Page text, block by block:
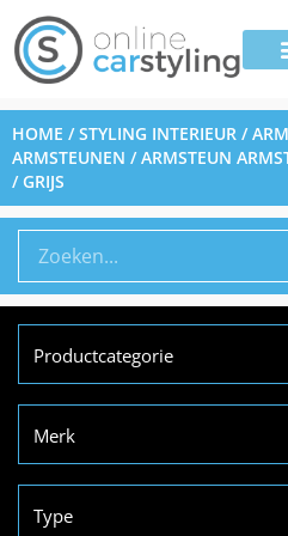
HOME /STYLING INTERIEUR /
ARMSTEUNEN / ARMSTEUN
/ GRIJS
Productcategorie
Merk
Type